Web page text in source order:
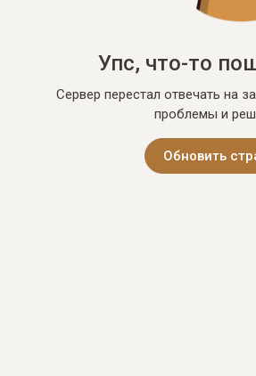
Упс, что-то
Сервер перестал отвечать на
проблемы и
Обновить